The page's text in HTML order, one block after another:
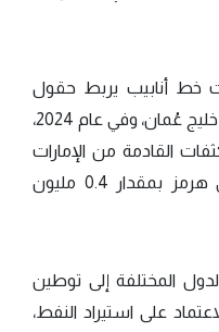
خط أنابيب يربط حقول
النفط بمحطة الفجيرة للتصدير في خليج عُمان، وفي عام 2024،
القادمة من الإمارات
العربية المتحدة والتي تعبر مضيق هرمز بمقدار 0.4 مليون
المختلفة إلى توطين
على استيراد النفط،